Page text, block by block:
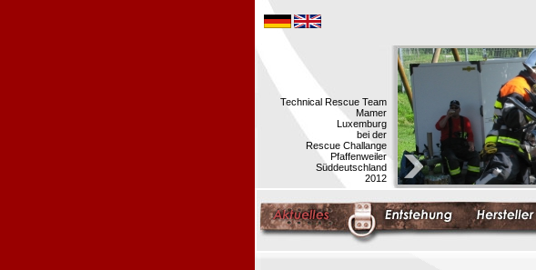
Technical Rescue Team
Mamer
Luxemburg
bei der
Rescue Challange
Pfaffenweiler
Süddeutschland
2012